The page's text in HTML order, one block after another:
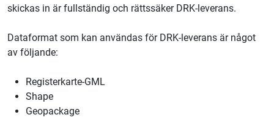
skickas in är fullständig och rättssäker DRK-leverans.
Dataformat som kan användas för DRK-leverans är något
av följande:
Registerkarte-GML
Shape
Geopackage